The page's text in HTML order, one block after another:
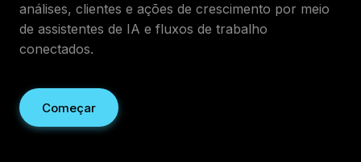
análises, clientes e ações de crescimento por meio
de assistentes de IA e fluxos de trabalho
conectados.
Começar